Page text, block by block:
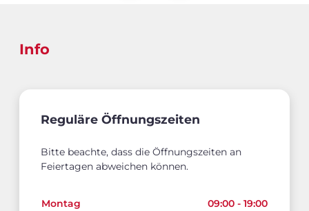
Info
Reguläre Öffnungszeiten
Bitte beachte, dass die Öffnungszeiten an
Feiertagen abweichen können.
Montag 09:00 - 19:00